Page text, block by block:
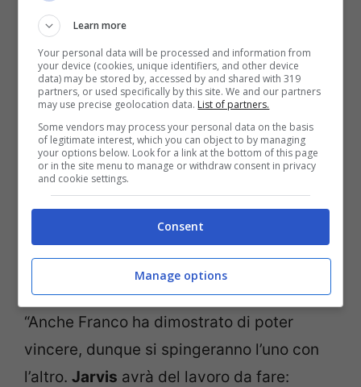
Guerre stellari in Yamaha
Se dall’anno prossimoValentino Rossi
sarà più sulla griglia di partenza, non vede
comunque l’ora di godersi una stagione di
grandi scontri traQuartararoe il suo
Franco Morbidelli
rivali.
“La coppia di piloti 2022 con Fabio e
Morbido sarà fortissima”, preannuncia.
“Anche Franco ha dimostrato di poter
vincere, dunque si spingeranno l’uno con
l’altro. Jarvis avrà del lavoro da fare:
Learn more
Your personal data will be processed and information from
your device (cookies, unique identifiers, and other device
data) may be stored by, accessed by and shared with 319
partners, or used specifically by this site. We and our partners
may use precise geolocation data. List of partners.
Some vendors may process your personal data on the basis
of legitimate interest, which you can object to by managing
your options below. Look for a link at the bottom of this page
or in the site menu to manage or withdraw consent in privacy
and cookie settings.
Consent
Manage options